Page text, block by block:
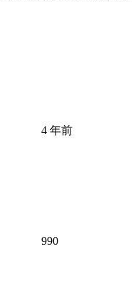
4 年前
990